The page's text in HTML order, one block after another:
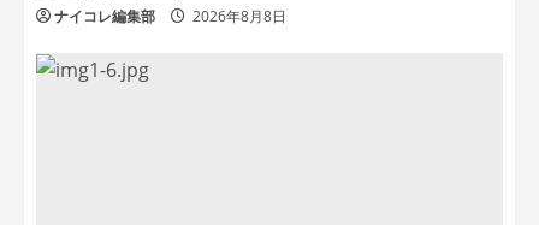
ナイコレ編集部 2026年8月8日